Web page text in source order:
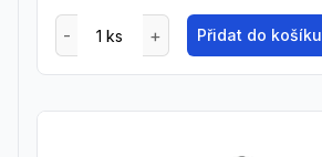
Přidat do košíku